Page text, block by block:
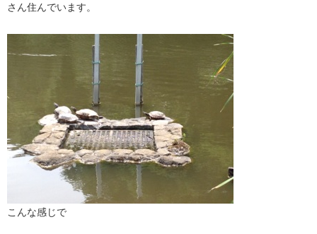
さん住んでいます。
こんな感じで